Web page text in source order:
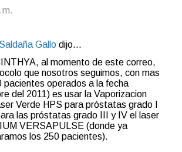
Gallo dijo…
al momento de este correo,
que nosotros seguimos, con mas
pacientes operados a la fecha
del 2011) es usar la Vaporizacion
Verde HPS para próstatas grado I
las próstatas grado III y IV el laser
VERSAPULSE (donde ya
los 250 pacientes).